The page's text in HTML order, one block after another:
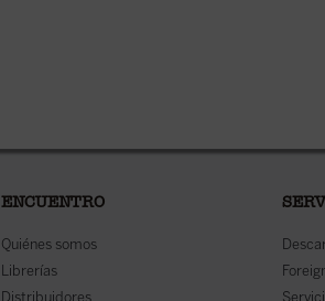
ENCUENTRO
Quiénes somos
Librerías
Distribuidores